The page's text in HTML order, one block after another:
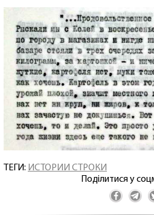
ТЕГИ: ИСТОРИИ СТРОКИ
Поділитися у